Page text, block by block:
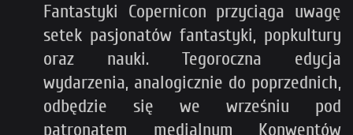
Fantastyki Copernicon przyciąga uwagę
setek pasjonatów fantastyki, popkultury
oraz nauki. Tegoroczna edycja
wydarzenia, analogicznie do poprzednich,
odbędzie się we wrześniu pod
patronatem medialnym Konwentów